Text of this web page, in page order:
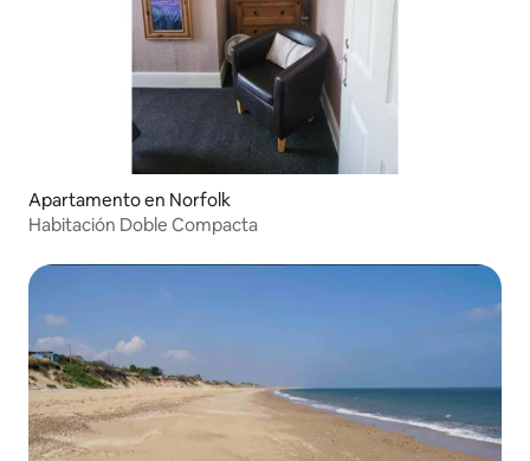
Apartamento en Norfolk
Habitación Doble Compacta